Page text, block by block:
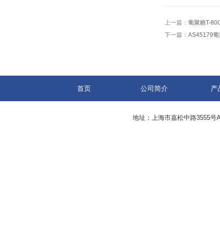
上一篇： 葡聚糖T-
下一篇： AS45179
首页 公司简介 产
地址：上海市嘉松中路3555